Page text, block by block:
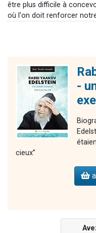
être plus difficile à
où l'on doit renforcer
-
cieux”